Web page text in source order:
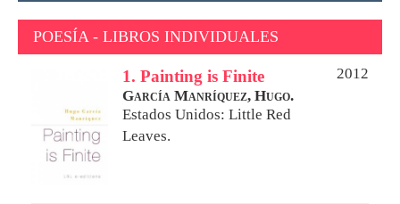
POESÍA - LIBROS INDIVIDUALES
1. Painting is Finite
2012
García Manríquez, Hugo.
Estados Unidos: Little Red
Leaves.